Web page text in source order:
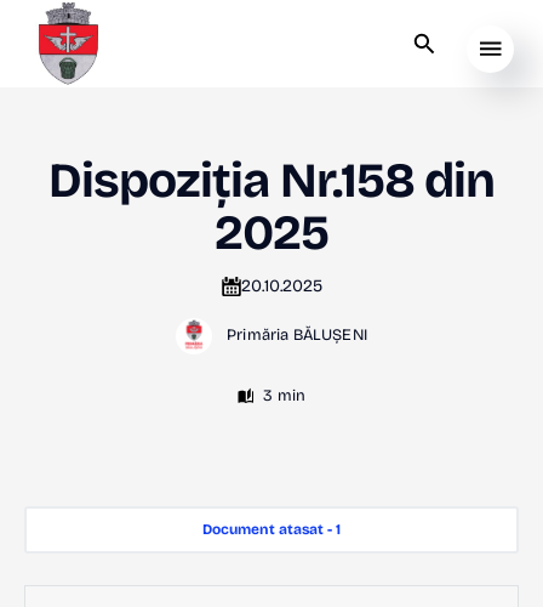
Dispoziția Nr.158 din
2025
20.10.2025
Primăria BĂLUȘENI
3 min
Document atasat - 1